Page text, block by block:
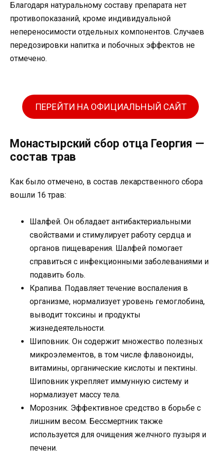
Благодаря натуральному составу препарата нет
противопоказаний, кроме индивидуальной
непереносимости отдельных компонентов. Случаев
передозировки напитка и побочных эффектов не
отмечено.
ПЕРЕЙТИ НА ОФИЦИАЛЬНЫЙ САЙТ
Монастырский сбор отца Георгия —
состав трав
Как было отмечено, в состав лекарственного сбора
вошли 16 трав:
Шалфей. Он обладает антибактериальными
свойствами и стимулирует работу сердца и
органов пищеварения. Шалфей помогает
справиться с инфекционными заболеваниями и
подавить боль.
Крапива. Подавляет течение воспаления в
организме, нормализует уровень гемоглобина,
выводит токсины и продукты
жизнедеятельности.
Шиповник. Он содержит множество полезных
микроэлементов, в том числе флавоноиды,
витамины, органические кислоты и пектины.
Шиповник укрепляет иммунную систему и
нормализует массу тела.
Морозник. Эффективное средство в борьбе с
лишним весом. Бессмертник также
используется для очищения желчного пузыря и
печени.